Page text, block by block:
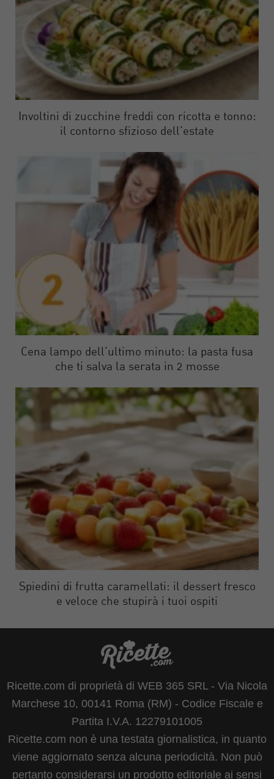
Involtini di zucchine freddi con ricotta e tonno:
il contorno sfizioso dell’estate
Cena lampo dell’ultimo minuto: la pasta fusa
che ti salva la serata in 2 mosse
Spiedini di frutta caramellati: il dessert fresco
e veloce che stupirà i tuoi ospiti
Ricette.com di proprietà di WEB 365 SRL - Via Nicola
Marchese 10, 00141 Roma (RM) - Codice Fiscale e
Partita I.V.A. 12279101005
Ricette.com non è una testata giornalistica, in quanto
viene aggiornato senza alcuna periodicità. Non può
pertanto considerarsi un prodotto editoriale ai sensi